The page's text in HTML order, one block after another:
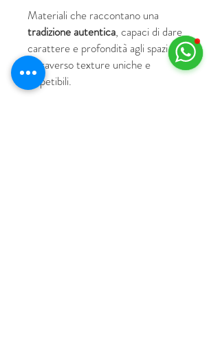
Materiali che raccontano una
tradizione autentica, capaci di dare
carattere e profondità agli spazi
attraverso texture uniche e
irripetibili.